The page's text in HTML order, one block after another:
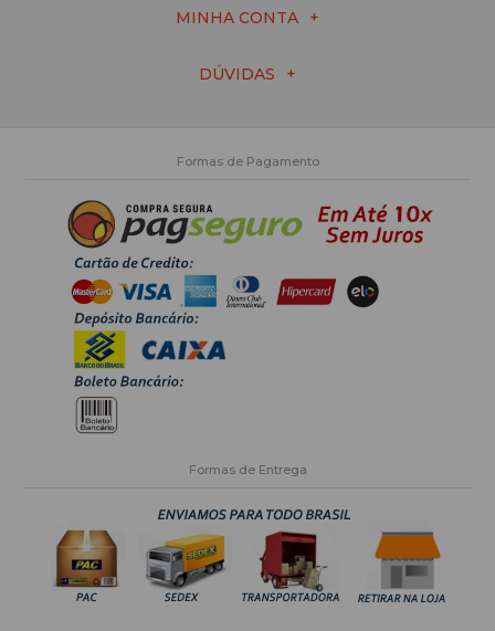
MINHA CONTA
DÚVIDAS
Formas de Pagamento
Formas de Entrega